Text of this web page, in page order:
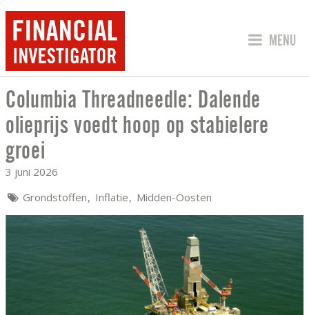
SPRING
MENU
COLUMBIA THREADNEEDLE: DALENDE
Columbia Threadneedle: Dalende
olieprijs voedt hoop op stabielere
groei
3 juni 2026
Grondstoffen Inflatie Midden-Oosten